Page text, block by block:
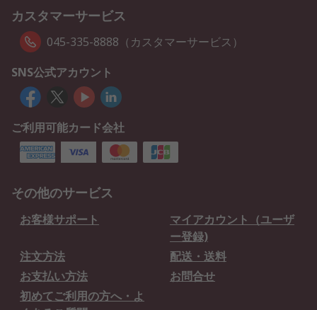
カスタマーサービス
045-335-8888（カスタマーサービス）
SNS公式アカウント
ご利用可能カード会社
その他のサービス
お客様サポート
マイアカウント（ユーザ
ー登録)
注文方法
配送・送料
お支払い方法
お問合せ
初めてご利用の方へ・よ